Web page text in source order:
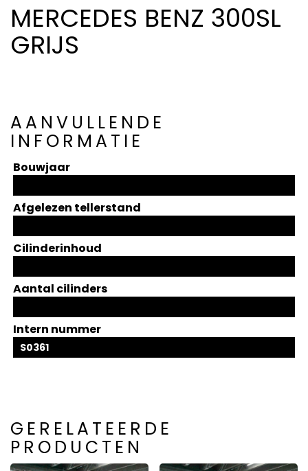
MERCEDES BENZ 300SL
GRIJS
AANVULLENDE
INFORMATIE
Bouwjaar
Afgelezen tellerstand
Cilinderinhoud
Aantal cilinders
Intern nummer
S0361
GERELATEERDE
PRODUCTEN